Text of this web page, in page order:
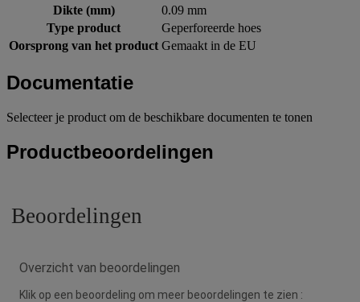
Dikte (mm)
0.09 mm
Type product
Geperforeerde hoes
Oorsprong van het product Gemaakt in de EU
Documentatie
Selecteer je product om de beschikbare documenten te tonen
Productbeoordelingen